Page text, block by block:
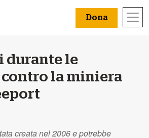
Dona
durante le
la miniera
creata nel 2006 e potrebbe